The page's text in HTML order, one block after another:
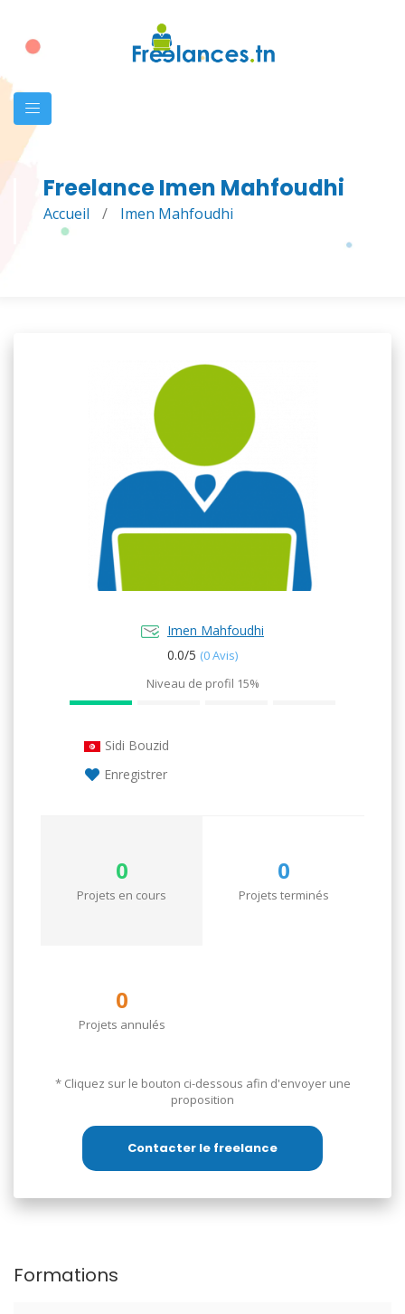
Freelance Imen Mahfoudhi
Accueil / Imen Mahfoudhi
Imen Mahfoudhi
0.0/5 (0 Avis)
Niveau de profil 15%
Sidi Bouzid
Enregistrer
0
Projets en cours
0
Projets terminés
0
Projets annulés
* Cliquez sur le bouton ci-dessous afin d'envoyer une
proposition
Contacter le freelance
Formations